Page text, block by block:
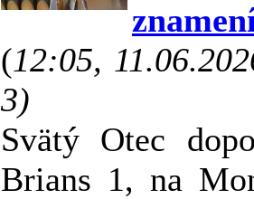
(12:05,
3)
Svätý Otec
Brians 1, na